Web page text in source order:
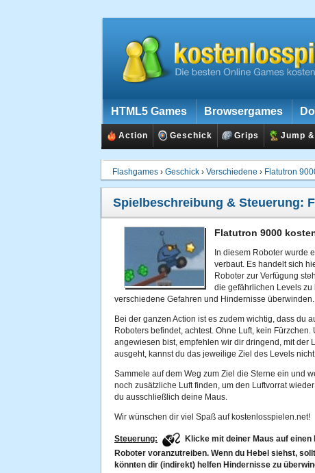
HTML5 Games Browsergames
Action Geschick Grips Jump
Flashgames › Geschick › Verschiedene › Flatutron
Spielbeschreibung & Steuerung:
Flatutron 9000
In diesem Roboter wurde
verbaut. Es handelt sich
Roboter zur Verfügung
die gefährlichen Levels zu
verschiedene Gefahren und Hindernisse überwinden.
Bei der ganzen Action ist es zudem wichtig, dass du
Roboters befindet, achtest. Ohne Luft, kein
angewiesen bist, empfehlen wir dir dringend, mit der
ausgeht, kannst du das jeweilige Ziel des Levels
Sammele auf dem Weg zum Ziel die Sterne ein und
noch zusätzliche Luft finden, um den Luftvorrat
du ausschließlich deine Maus.
Wir wünschen dir viel Spaß auf kostenlosspielen.net!
Steuerung: K licke mit deiner Maus auf
Roboter voranzutreiben. Wenn du Hebel siehst,
könnten dir (indirekt) helfen Hindernisse zu